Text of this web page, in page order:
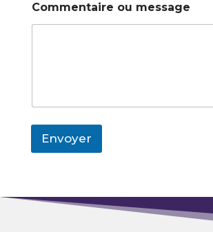
Commentaire ou message
Envoyer